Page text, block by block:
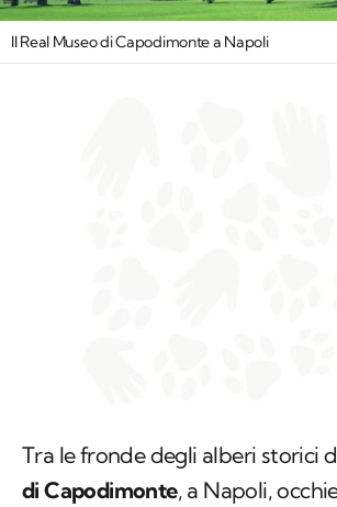
Il Real Museo di Capodimonte a Napoli
Tra le fronde degli alberi storici
di Capodimonte, a Napoli,